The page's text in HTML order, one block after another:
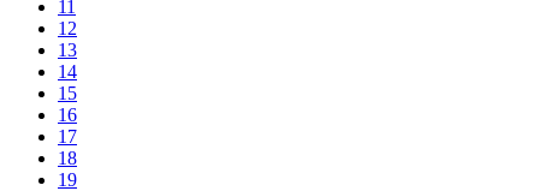
11
12
13
14
15
16
17
18
19